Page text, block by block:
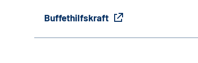
Buffethilfskraft